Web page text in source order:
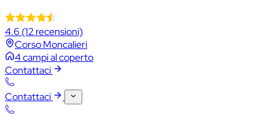
4.6 (12 recensioni)
Corso Moncalieri
4 campi al coperto
Contattaci
Contattaci